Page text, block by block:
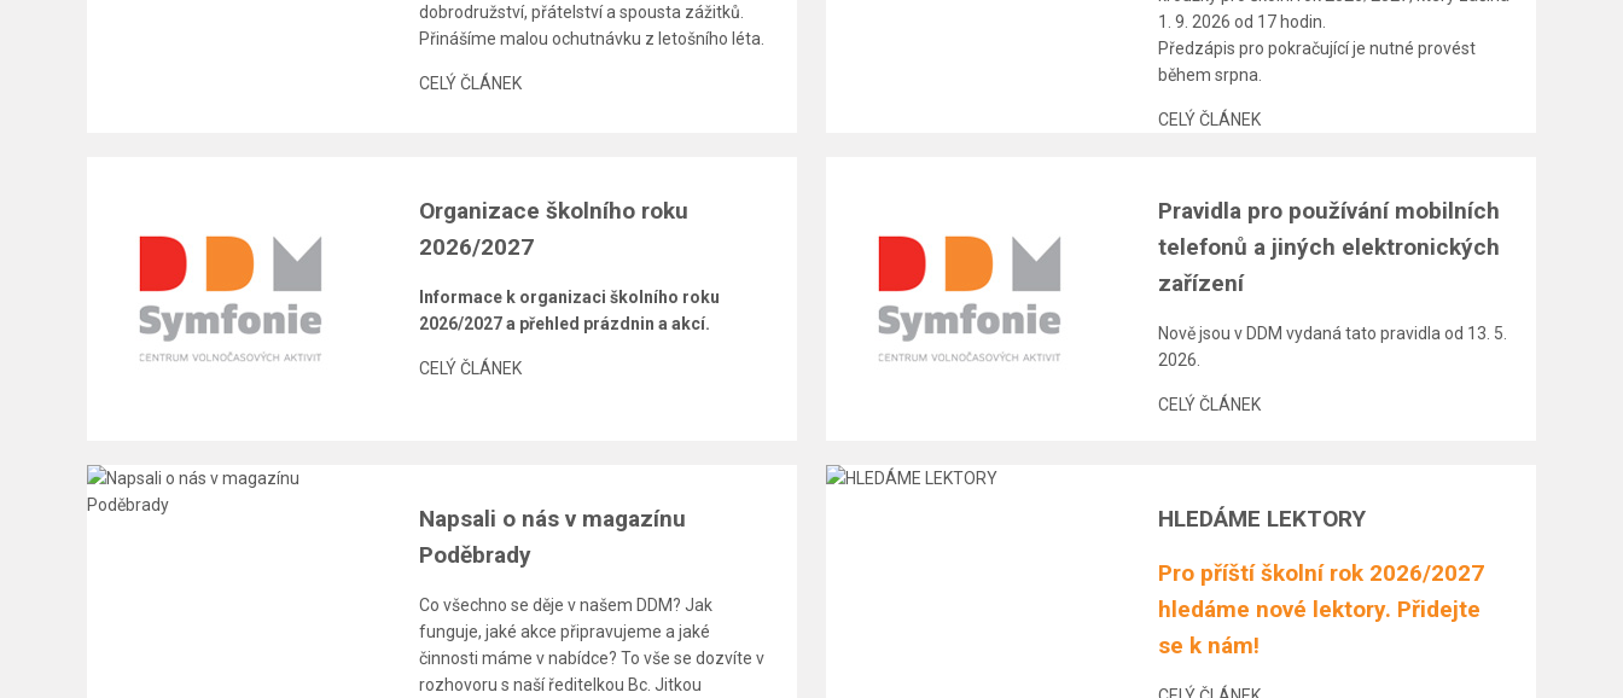
dobrodružství, přátelství a spousta zážitků.
Přinášíme malou ochutnávku z letošního léta.
CELÝ ČLÁNEK
1. 9. 2026 od 17 hodin.
Předzápis pro pokračující je nutné provést
během srpna.
CELÝ ČLÁNEK
Organizace školního roku
2026/2027
Informace k organizaci školního roku
2026/2027 a přehled prázdnin a akcí.
CELÝ ČLÁNEK
Pravidla pro používání mobilních
telefonů a jiných elektronických
zařízení
Nově jsou v DDM vydaná tato pravidla od 13. 5.
2026.
CELÝ ČLÁNEK
Napsali o nás v magazínu
Poděbrady
Co všechno se děje v našem DDM? Jak
funguje, jaké akce připravujeme a jaké
činnosti máme v nabídce? To vše se dozvíte v
rozhovoru s naší ředitelkou Bc. Jitkou
HLEDÁME LEKTORY
Pro příští školní rok 2026/2027
hledáme nové lektory. Přidejte
se k nám!